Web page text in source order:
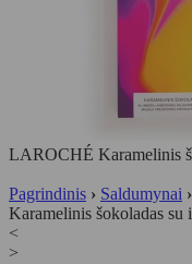
LAROCHÉ Karamelinis
Pagrindinis › Saldumynai ›
Karamelinis šokoladas su
<
>